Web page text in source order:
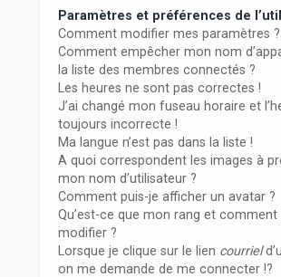
Paramètres et préférences de
Comment modifier mes paramètres ?
Comment empêcher mon nom
la liste des membres connectés ?
Les heures ne sont pas correctes !
J’ai changé mon fuseau horaire et
toujours incorrecte !
Ma langue n’est pas dans la liste !
A quoi correspondent les images à
mon nom d’utilisateur ?
Comment puis-je afficher un avatar ?
Qu’est-ce que mon rang et comment
modifier ?
Lorsque je clique sur le lien courriel
on me demande de me connecter !?